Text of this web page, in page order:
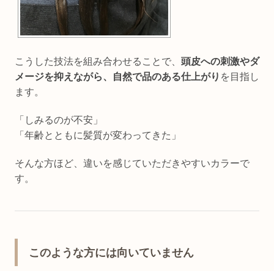
こうした技法を組み合わせることで、 頭皮への刺激やダ
メージを抑えながら、自然で品のある仕上がり を目指し
ます。
「しみるのが不安」
「年齢とともに髪質が変わってきた」
そんな方ほど、違いを感じていただきやすいカラーで
す。
このような方には向いていません